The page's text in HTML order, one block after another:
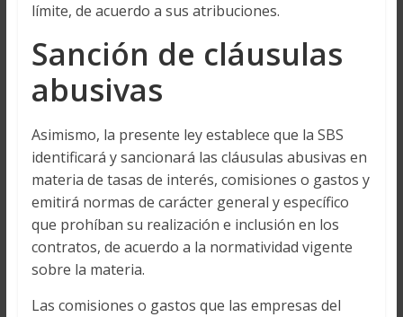
límite, de acuerdo a sus atribuciones.
Sanción de cláusulas
abusivas
Asimismo, la presente ley establece que la SBS
identificará y sancionará las cláusulas abusivas en
materia de tasas de interés, comisiones o gastos y
emitirá normas de carácter general y específico
que prohíban su realización e inclusión en los
contratos, de acuerdo a la normatividad vigente
sobre la materia.
Las comisiones o gastos que las empresas del